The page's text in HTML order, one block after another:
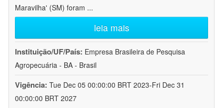
Maravilha' (SM) foram ...
leia mais
Instituição/UF/País: Empresa Brasileira de Pesquisa
Agropecuária - BA - Brasil
Vigência: Tue Dec 05 00:00:00 BRT 2023-Fri Dec 31
00:00:00 BRT 2027